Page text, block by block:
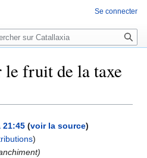
le fruit de la taxe
21:45 (voir la source)
)
Se connecter